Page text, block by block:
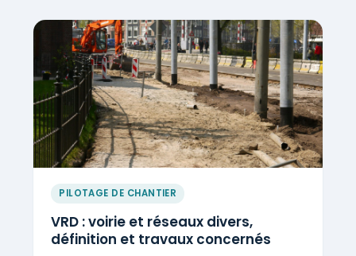
PILOTAGE DE CHANTIER
VRD : voirie et réseaux divers,
définition et travaux concernés